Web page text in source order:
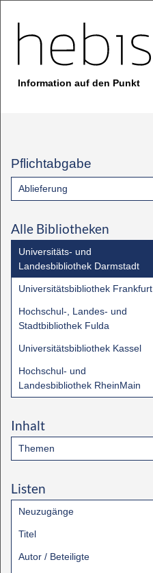
Information auf den Punkt
Pflichtabgabe
Ablieferung
Alle Bibliotheken
Universitäts- und
Landesbibliothek Darmstadt
Universitätsbibliothek Frankfurt
Hochschul-, Landes- und
Stadtbibliothek Fulda
Universitätsbibliothek Kassel
Hochschul- und
Landesbibliothek RheinMain
Inhalt
Themen
Listen
Neuzugänge
Titel
Autor / Beteiligte